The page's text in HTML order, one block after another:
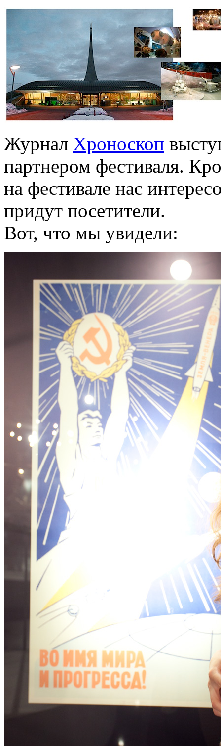
Журнал Хроноскоп
партнером фестиваля.
на фестивале нас
придут посетители.
Вот, что мы увидели: